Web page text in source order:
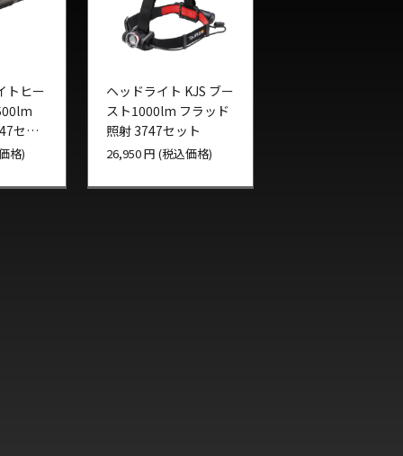
トヒー
セッ
格)
ヘッドライト KJS ブー
スト1000lm フラッド
照射 3747セット
26,950 円 (税込価格)